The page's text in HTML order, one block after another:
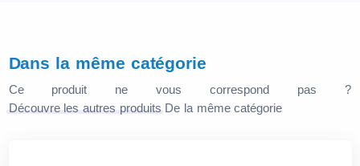
Dans la même catégorie
Ce produit ne vous correspond pas ?
Découvre les autres produits De la même catégorie